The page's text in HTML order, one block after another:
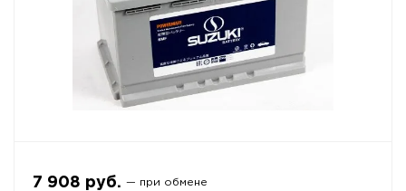
7 908 руб. — при обмене